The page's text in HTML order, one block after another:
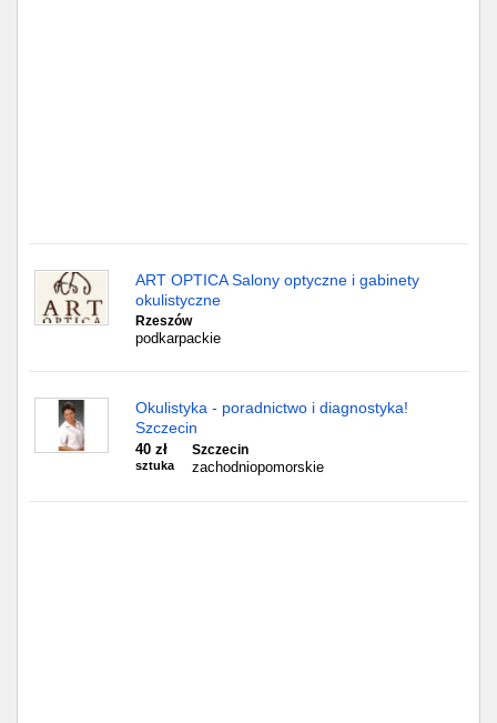
ART OPTICA Salony optyczne i gabinety
okulistyczne
Rzeszów
podkarpackie
Okulistyka - poradnictwo i diagnostyka!
Szczecin
40 zł
sztuka
Szczecin
zachodniopomorskie
Częstochowa
Toruń
Sosnowiec